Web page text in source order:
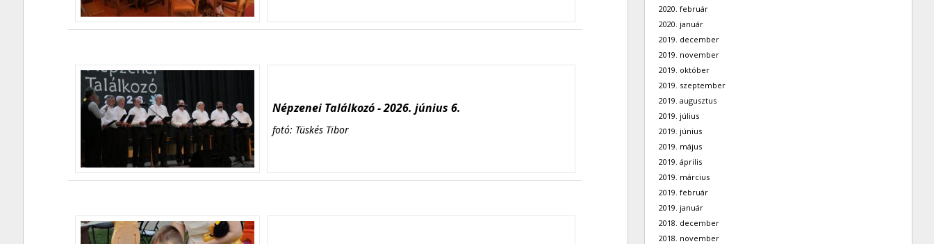
Népzenei Találkozó - 2026. június 6.
fotó: Tüskés Tibor
2020. február
2020. január
2019. december
2019. november
2019. október
2019. szeptember
2019. augusztus
2019. július
2019. június
2019. május
2019. április
2019. március
2019. február
2019. január
2018. december
2018. november